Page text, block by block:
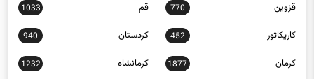
قزوین 770 قم 1033
کاریکاتور 452 کردستان 940
کرمان 1877 کرمانشاه 1232